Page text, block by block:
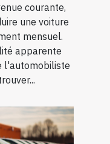
courante,
une voiture
mensuel.
apparente
l'automobiliste